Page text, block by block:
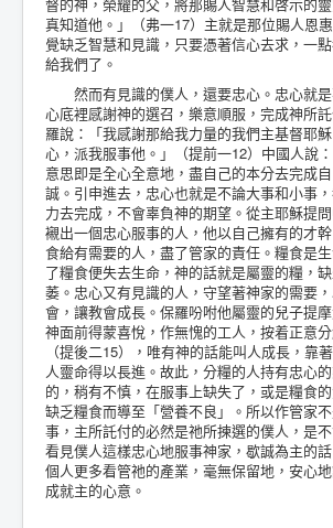
真知道他。」（弗一17）主就是那位賜人恩
覺缺乏智慧和見識，只要憑著信心去求，一
給我們了。
然而有見識的僕人，還要忠心。忠心就是
心底裡感謝神的選召，樂意順服，完成神所
羅說：「我感謝那給我力量的我們主基督耶
心，派我服事他。」（提前一12）中國人說
意思即是全心全意地，盡自己的本分去完成
誠。引申進去，忠心也就是不論大事和小事
力去完成，不會辜負神的期望。從主耶穌提
襯出一個忠心服事的人，他以自己擁有的才
食給有需要的人，盡了管家的責任。糧食是
了糧食便失去生命，神的話就是屬靈的糧，
萎。忠心又有見識的人，守望著神家的需要
會，讓教會成長。保羅吩咐他屬靈的兒子提
神面前得蒙喜悅，作無愧的工人，按着正意分
（提後二15），唯有神的話能叫人成長，靠
人靈命得以長進。故此，分糧的人持有忠心
的，稍有不慎，在服事上缺失了，或是糧食
缺乏糧食而導至「營養不良」。所以作管家
事，主所託付的必然是祂所揀選的僕人，是
看見僕人這樣忠心地服事神家，歇誠為主的
個人更多看管祂的產業，毫無保留地，安心
成就主的心意。